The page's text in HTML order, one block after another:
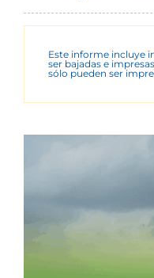
Este informe incluye
ser bajadas e
sólo pueden ser